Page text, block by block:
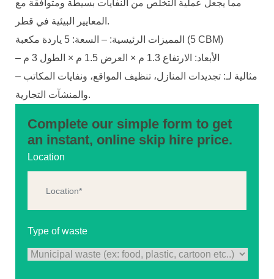
مما يجعل عملية التخلص من النفايات بسيطة ومتوافقة مع
المعايير البيئية في قطر.
المميزات الرئيسية: – السعة: 5 ياردة مكعبة (5 CBM)
– الأبعاد: الارتفاع 1.3 م × العرض 1.5 م × الطول 3 م
– مثالية لـ: تجديدات المنازل، تنظيف المواقع، ونفايات المكاتب
والمنشآت التجارية.
Complete our simple form to get
an instant, online skip hire price.
Location
Type of waste